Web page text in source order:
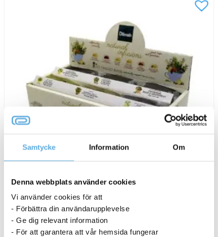
Samtycke Information Om
Denna webbplats använder cookies
Vi använder cookies för att
- Förbättra din användarupplevelse
- Ge dig relevant information
- För att garantera att vår hemsida fungerar
Te Dilmah Infusion Örtte
242,74